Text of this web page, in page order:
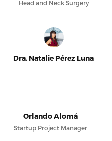
Head and Neck Surgery
Dra. Natalie Pérez Luna
Orlando Alomá
Startup Project Manager